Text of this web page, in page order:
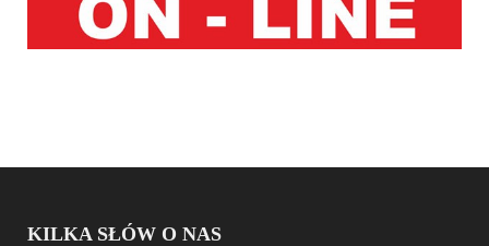
KILKA SŁÓW O NAS